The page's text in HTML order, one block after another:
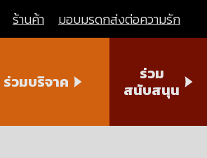
ร้านค้า มอบมรดกส่งต่อความรัก
ร่วมบริจาค
ร่วม
สนับสนุน